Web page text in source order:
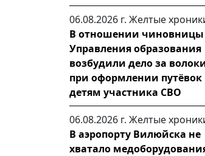
06.08.2026 г. Желтые
В отношении чиновницы
Управления образования
возбудили дело за
при оформлении путёвок
детям участника СВО
06.08.2026 г. Желтые
В аэропорту Вилюйска не
хватало